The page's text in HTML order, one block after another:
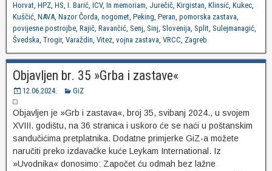
Horvat, HPZ, HS, I. Barić, ICV, In memoriam, Jurečič, Kirgistan, Klinsić, Kukec,
Kuščić, NAVA, Nazor Čorda, nogomet, Peking, Peran, pomorska zastava,
povijesne postrojbe, Rajič, Ravančić, Senj, Sinj, Slovenija, Split, Sulejmanagić,
Švedska, Trogir, Varaždin, Vitez, vojna zastava, VRCC, Zagreb
Objavljen br. 35 »Grba i zastave«
12.06.2024. GiZ
Objavljen je »Grb i zastava«, broj 35, svibanj 2024., u svojem
XVIII. godištu, na 36 stranica i uskoro će se naći u poštanskim
sandučićima pretplatnika. Dodatne primjerke GiZ-a možete
naručiti preko izdavačke kuće Leykam International. Iz
»Uvodnika« donosimo: Započet ću odmah bez lažne